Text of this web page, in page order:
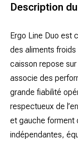
Description
Ergo Line Duo est
des aliments
caisson repose
associe des
grande fiabilité
respectueux de
et gauche forment
indépendantes,